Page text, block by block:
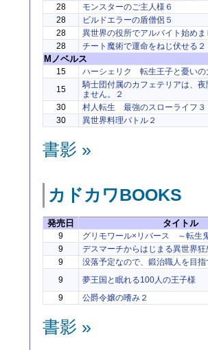
28
モンスターのご主人様６
28
ビルドエラーの盾僧侶５
28
異世界の役所でアルバイト始めま
28
チート魔術で運命をねじ伏せる２
Mノベルス
15
ハーシェリク 転生王子と憂いの
15
騎士団付属のカフェテリアは、
ません。２
30
村人転生 最強のスローライフ３
30
異世界料理バトル２
書影 »
カドカワBOOKS
発売日 タイトル
9
グリモワール×リバース ～転生
9
デスマーチからはじまる異世界狂
9
没落予定なので、鍛治職人を目指
9
夢王国と眠れる100人の王子様
9
公爵令嬢の嗜み２
書影 »